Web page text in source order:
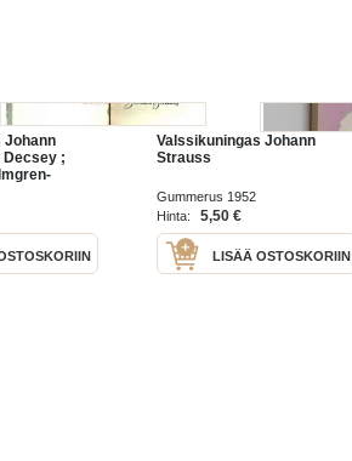
Johann
;
Valssikuningas Johann
Strauss
Gummerus 1952
Hinta:
5,50 €
LISÄÄ OSTOSKORIIN